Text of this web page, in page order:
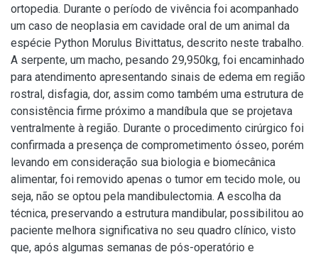
ortopedia. Durante o período de vivência foi acompanhado
um caso de neoplasia em cavidade oral de um animal da
espécie Python Morulus Bivittatus, descrito neste trabalho.
A serpente, um macho, pesando 29,950kg, foi encaminhado
para atendimento apresentando sinais de edema em região
rostral, disfagia, dor, assim como também uma estrutura de
consistência firme próximo a mandíbula que se projetava
ventralmente à região. Durante o procedimento cirúrgico foi
confirmada a presença de comprometimento ósseo, porém
levando em consideração sua biologia e biomecânica
alimentar, foi removido apenas o tumor em tecido mole, ou
seja, não se optou pela mandibulectomia. A escolha da
técnica, preservando a estrutura mandibular, possibilitou ao
paciente melhora significativa no seu quadro clínico, visto
que, após algumas semanas de pós-operatório e